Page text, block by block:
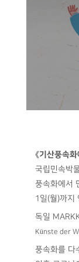
《기산풍속
국립민속박
풍속화에서
1일(월)까지
독일
Künste der
풍속화를 다